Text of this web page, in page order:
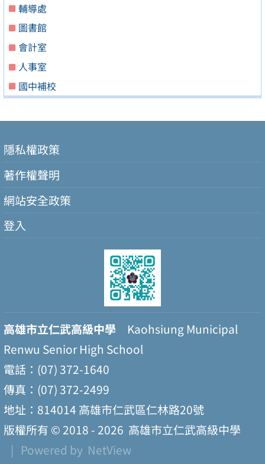
輔導處
圖書館
會計室
人事室
國中補校
隱私權政策
著作權聲明
網站安全政策
登入
高雄市立仁武高級中學 Kaohsiung Municipal
Renwu Senior High School
電話：(07) 372-1640
傳真：(07) 372-2499
地址：814014 高雄市仁武區仁林路20號
版權所有 © 2018 - 2026 高雄市立仁武高級中學
| Powered by NetView